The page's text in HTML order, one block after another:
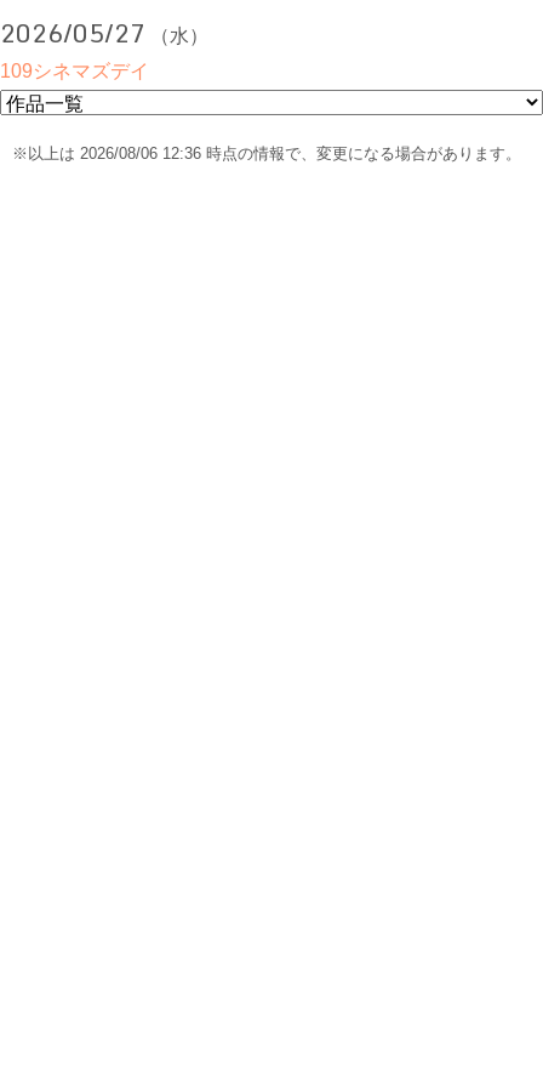
2026/05/27
（水）
109シネマズデイ
※以上は 2026/08/06 12:36 時点の情報で、変更になる場合があります。